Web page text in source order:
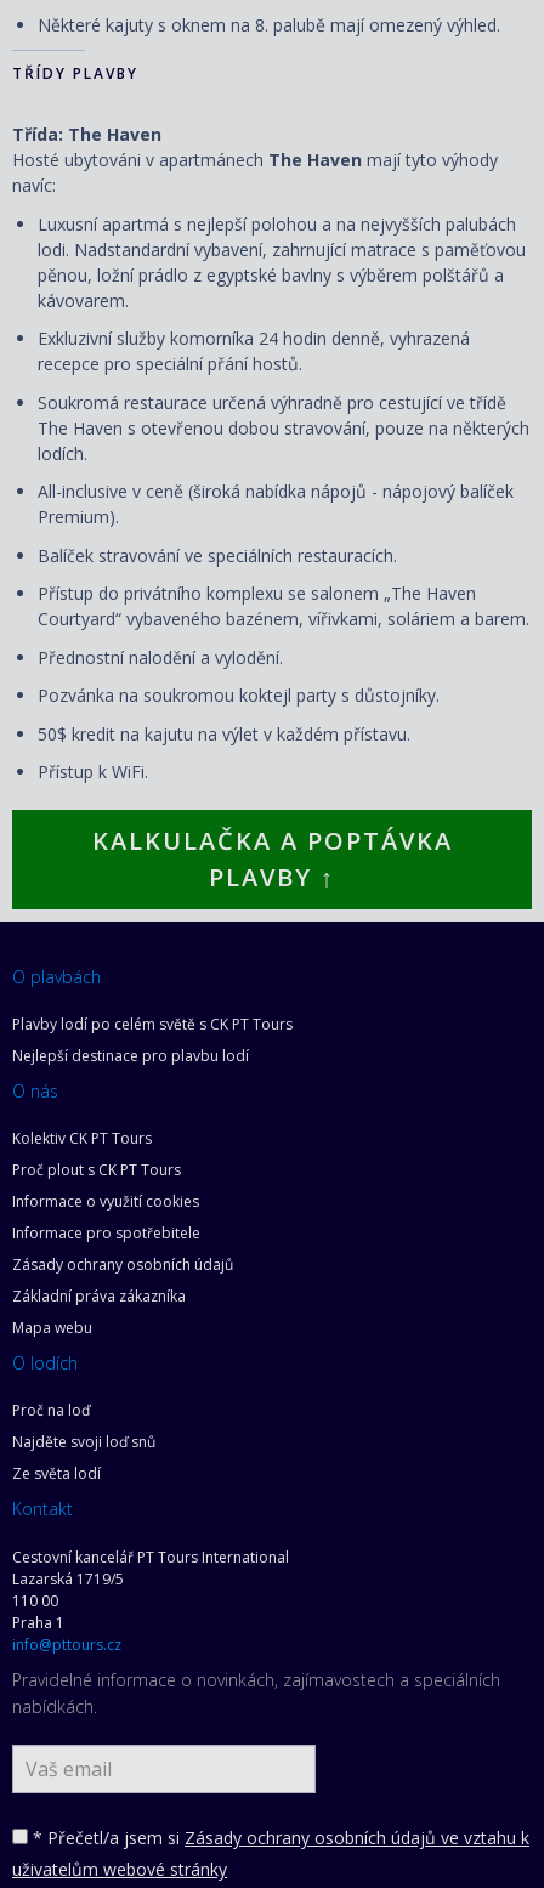
Některé kajuty s oknem na 8. palubě mají omezený výhled.
TŘÍDY PLAVBY
Třída: The Haven
Hosté ubytováni v apartmánech The Haven mají tyto výhody
navíc:
Luxusní apartmá s nejlepší polohou a na nejvyšších palubách
lodi. Nadstandardní vybavení, zahrnující matrace s paměťovou
pěnou, ložní prádlo z egyptské bavlny s výběrem polštářů a
kávovarem.
Exkluzivní služby komorníka 24 hodin denně, vyhrazená
recepce pro speciální přání hostů.
Soukromá restaurace určená výhradně pro cestující ve třídě
The Haven s otevřenou dobou stravování, pouze na některých
lodích.
All-inclusive v ceně (široká nabídka nápojů - nápojový balíček
Premium).
Balíček stravování ve speciálních restauracích.
Přístup do privátního komplexu se salonem „The Haven
Courtyard“ vybaveného bazénem, vířivkami, soláriem a barem.
Přednostní nalodění a vylodění.
Pozvánka na soukromou koktejl party s důstojníky.
50$ kredit na kajutu na výlet v každém přístavu.
Přístup k WiFi.
KALKULAČKA A POPTÁVKA
PLAVBY ↑
O plavbách
Plavby lodí po celém světě s CK PT Tours
Nejlepší destinace pro plavbu lodí
O nás
Kolektiv CK PT Tours
Proč plout s CK PT Tours
Informace o využití cookies
Informace pro spotřebitele
Zásady ochrany osobních údajů
Základní práva zákazníka
Mapa webu
O lodích
Proč na loď
Najděte svoji loď snů
Ze světa lodí
Kontakt
Cestovní kancelář PT Tours International
Lazarská 1719/5
110 00
Praha 1
info@pttours.cz
Pravidelné informace o novinkách, zajímavostech a speciálních
nabídkách.
* Přečetl/a jsem si Zásady ochrany osobních údajů ve vztahu k
uživatelům webové stránky